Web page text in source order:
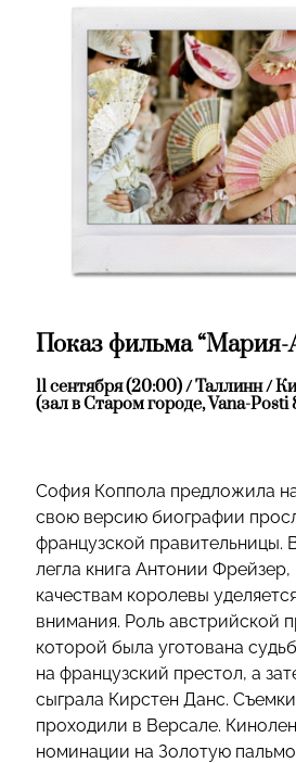
Показ фильма “Мария-
11 сентября (20:00) / Таллинн /
(зал в Старом городе, Vana-Posti
София Коппола предложила
свою версию биографии
французской правительницы.
легла книга Антонии Фрейзер,
качествам королевы
внимания. Роль австрийской
которой была уготована
на французский престол, а
сыграла Кирстен Данс.
проходили в Версале.
номинации на Золотую